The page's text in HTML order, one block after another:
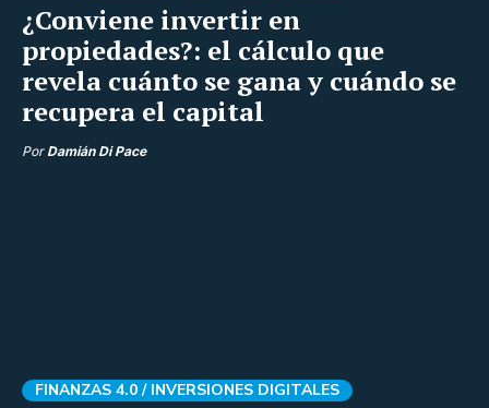
¿Conviene invertir en
propiedades?: el cálculo que
revela cuánto se gana y cuándo se
recupera el capital
Por Damián Di Pace
FINANZAS 4.0 / INVERSIONES DIGITALES